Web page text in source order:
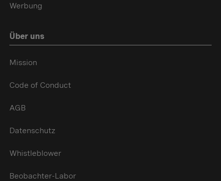
Werbung
Über uns
Mission
Code of Conduct
AGB
Datenschutz
Whistleblower
Beobachter-Labor